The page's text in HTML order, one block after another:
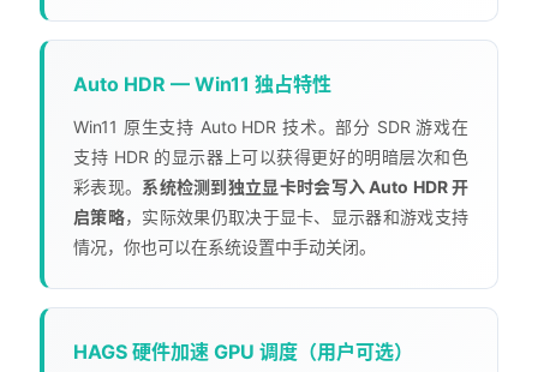
Auto HDR — Win11 独占特性
Win11 原生支持 Auto HDR 技术。部分 SDR 游戏在
支持 HDR 的显示器上可以获得更好的明暗层次和色
彩表现。 系统检测到独立显卡时会写入 Auto HDR 开
启策略，实际效果仍取决于显卡、显示器和游戏支持
情况，你也可以在系统设置中手动关闭。
HAGS 硬件加速 GPU 调度（用户可选）